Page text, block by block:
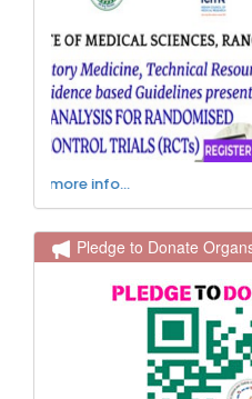
Pledge to Donate